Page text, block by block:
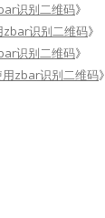
识别二维码》
识别二维码》
识别二维码》
zbar识别二维码》